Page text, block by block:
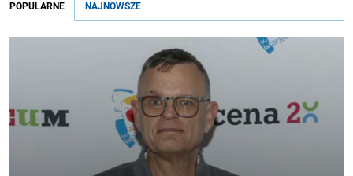
POPULARNE NAJNOWSZE